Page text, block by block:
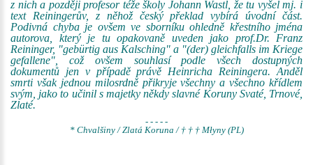
z nich a později profesor téže školy Johann Wastl, že tu vyšel mj. i
text Reiningerův, z něhož český překlad vybírá úvodní část.
Podivná chyba je ovšem ve sborníku ohledně křestního jména
autorova, který je tu opakovaně uveden jako prof.Dr. Franz
Reininger, "gebürtig aus Kalsching" a "(der) gleichfalls im Kriege
gefallene", což ovšem souhlasí podle všech dostupných
dokumentů jen v případě právě Heinricha Reiningera. Anděl
smrti však jednou milosrdně přikryje všechny a všechno křídlem
svým, jako to učinil s majetky někdy slavné Koruny Svaté, Trnové,
Zlaté.
- - - - -
* Chvalšiny / Zlatá Koruna / † † † Młyny (PL)